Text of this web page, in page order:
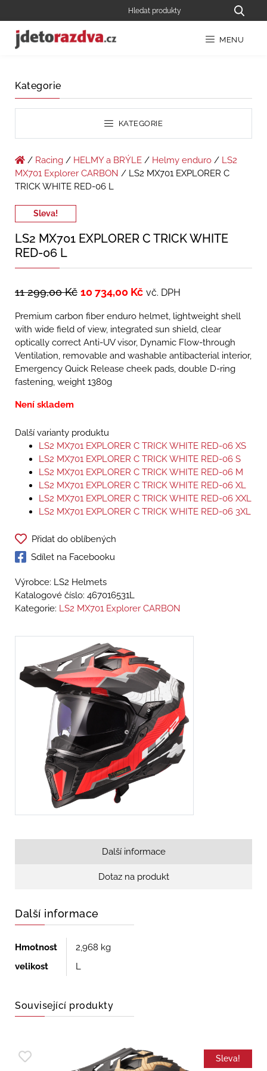
MENU
Kategorie
KATEGORIE
/ Racing / HELMY a BRÝLE / Helmy enduro / LS2
MX701 Explorer CARBON / LS2 MX701 EXPLORER C
TRICK WHITE RED-06 L
Sleva!
LS2 MX701 EXPLORER C TRICK WHITE
RED-06 L
11 299,00Kč 10 734,00 Kč vč. DPH
Premium carbon fiber enduro helmet, lightweight shell
with wide field of view, integrated sun shield, clear
optically correct Anti-UV visor, Dynamic Flow-through
Ventilation, removable and washable antibacterial interior,
Emergency Quick Release cheek pads, double D-ring
fastening, weight 1380g
Není skladem
Další varianty produktu
LS2 MX701 EXPLORER C TRICK WHITE RED-06 XS
LS2 MX701 EXPLORER C TRICK WHITE RED-06 S
LS2 MX701 EXPLORER C TRICK WHITE RED-06 M
LS2 MX701 EXPLORER C TRICK WHITE RED-06 XL
LS2 MX701 EXPLORER C TRICK WHITE RED-06 XXL
LS2 MX701 EXPLORER C TRICK WHITE RED-06 3XL
Přidat do oblíbených
Sdílet na Facebooku
Výrobce: LS2 Helmets
Katalogové číslo: 467016531L
Kategorie: LS2 MX701 Explorer CARBON
Další informace
Dotaz na produkt
Další informace
Hmotnost
2,968 kg
velikost
L
Související produkty
Sleva!